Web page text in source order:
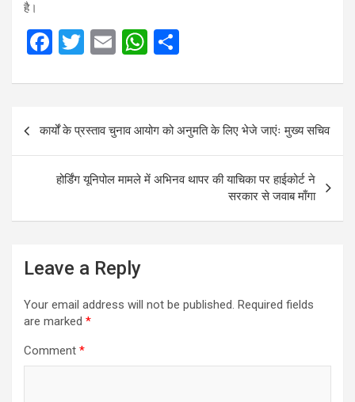
है।
F
ce
b
o
o
k
T
tt
E
ail
W
at
s
A
p
ar
navigation
कार्यों के प्रस्ताव चुनाव आयोग को अनुमति के लिए भेजे जाएंः मुख्य सचिव
होर्डिंग यूनिपोल मामले में अभिनव थापर की याचिका पर हाईकोर्ट ने
सरकार से जवाब माँगा
Leave a Reply
Your email address will not be published. Required fields
are marked *
Comment *